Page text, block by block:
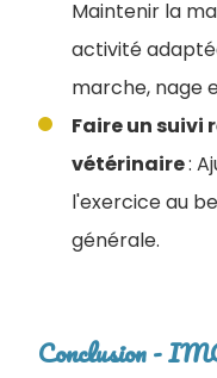
Maintenir la
activité
marche, nage
Faire un suivi
vétérinaire:
l'exercice au
générale.
Conclusion -